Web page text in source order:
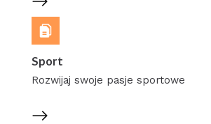
Sport
Rozwijaj swoje pasje sportowe